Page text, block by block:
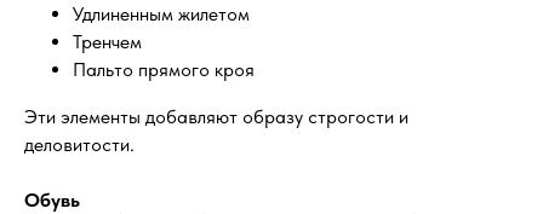
Удлиненным жилетом
Тренчем
Пальто прямого кроя
Эти элементы добавляют образу строгости и
деловитости.
Обувь